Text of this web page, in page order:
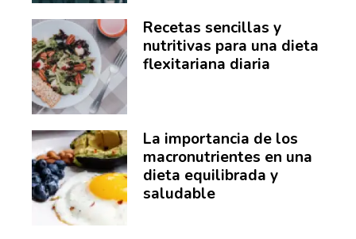
Recetas sencillas y
nutritivas para una dieta
flexitariana diaria
La importancia de los
macronutrientes en una
dieta equilibrada y
saludable